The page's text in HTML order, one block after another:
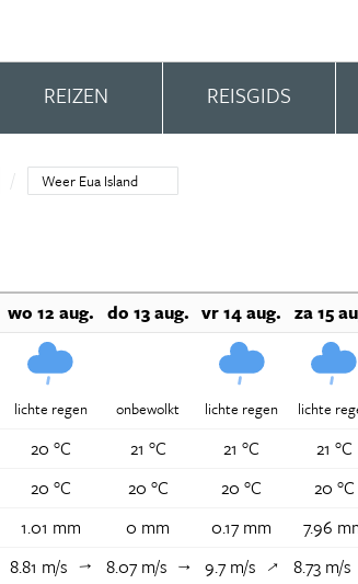
REIZEN REISGIDS
Weer Eua Island
wo 12 aug. do 13 aug. vr 14 aug. za 15
lichte regen onbewolkt lichte regen
lichte
20 °C 21 °C 21 °C 21 °C
20 °C 20 °C 20 °C 20 °C
1.01 mm 0 mm 0.17 mm 7.96
8.81 m/s ↑ 8.07 m/s ↑ 9.7 m/s ↑ 8.73 m/s